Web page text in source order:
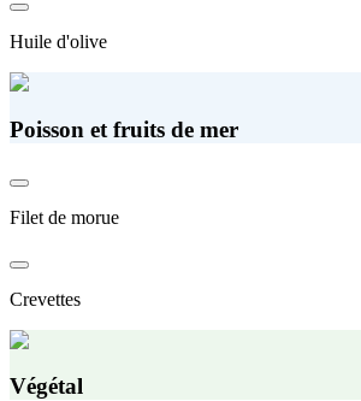
Huile d'olive
Poisson et fruits de mer
Filet de morue
Crevettes
Végétal